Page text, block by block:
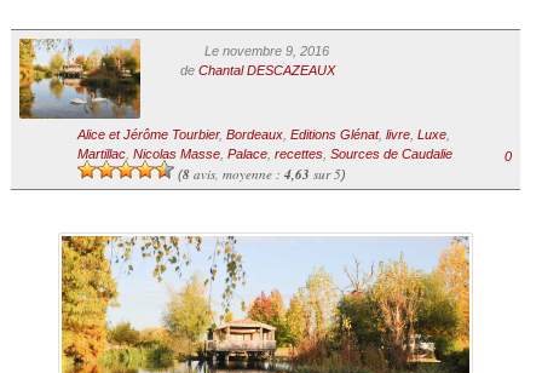
Le novembre 9, 2016
de Chantal DESCAZEAUX
Alice et Jérôme Tourbier, Bordeaux, Editions Glénat, livre, Luxe,
Martillac, Nicolas Masse, Palace, recettes, Sources de Caudalie
(8 avis, moyenne : 4,63 sur 5)
0